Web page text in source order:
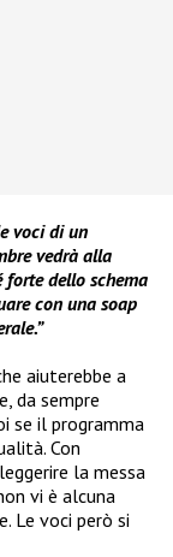
voci di un
vedrà alla
forte dello schema
con una soap
aiuterebbe a
da sempre
se il programma
Con
la messa
vi è alcuna
Le voci però si